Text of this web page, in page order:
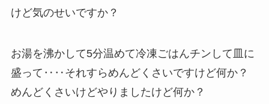
けど気のせいですか？
お湯を沸かして5分温めて冷凍ごはんチンして皿に
盛って‥‥それすらめんどくさいですけど何か？
めんどくさいけどやりましたけど何か？